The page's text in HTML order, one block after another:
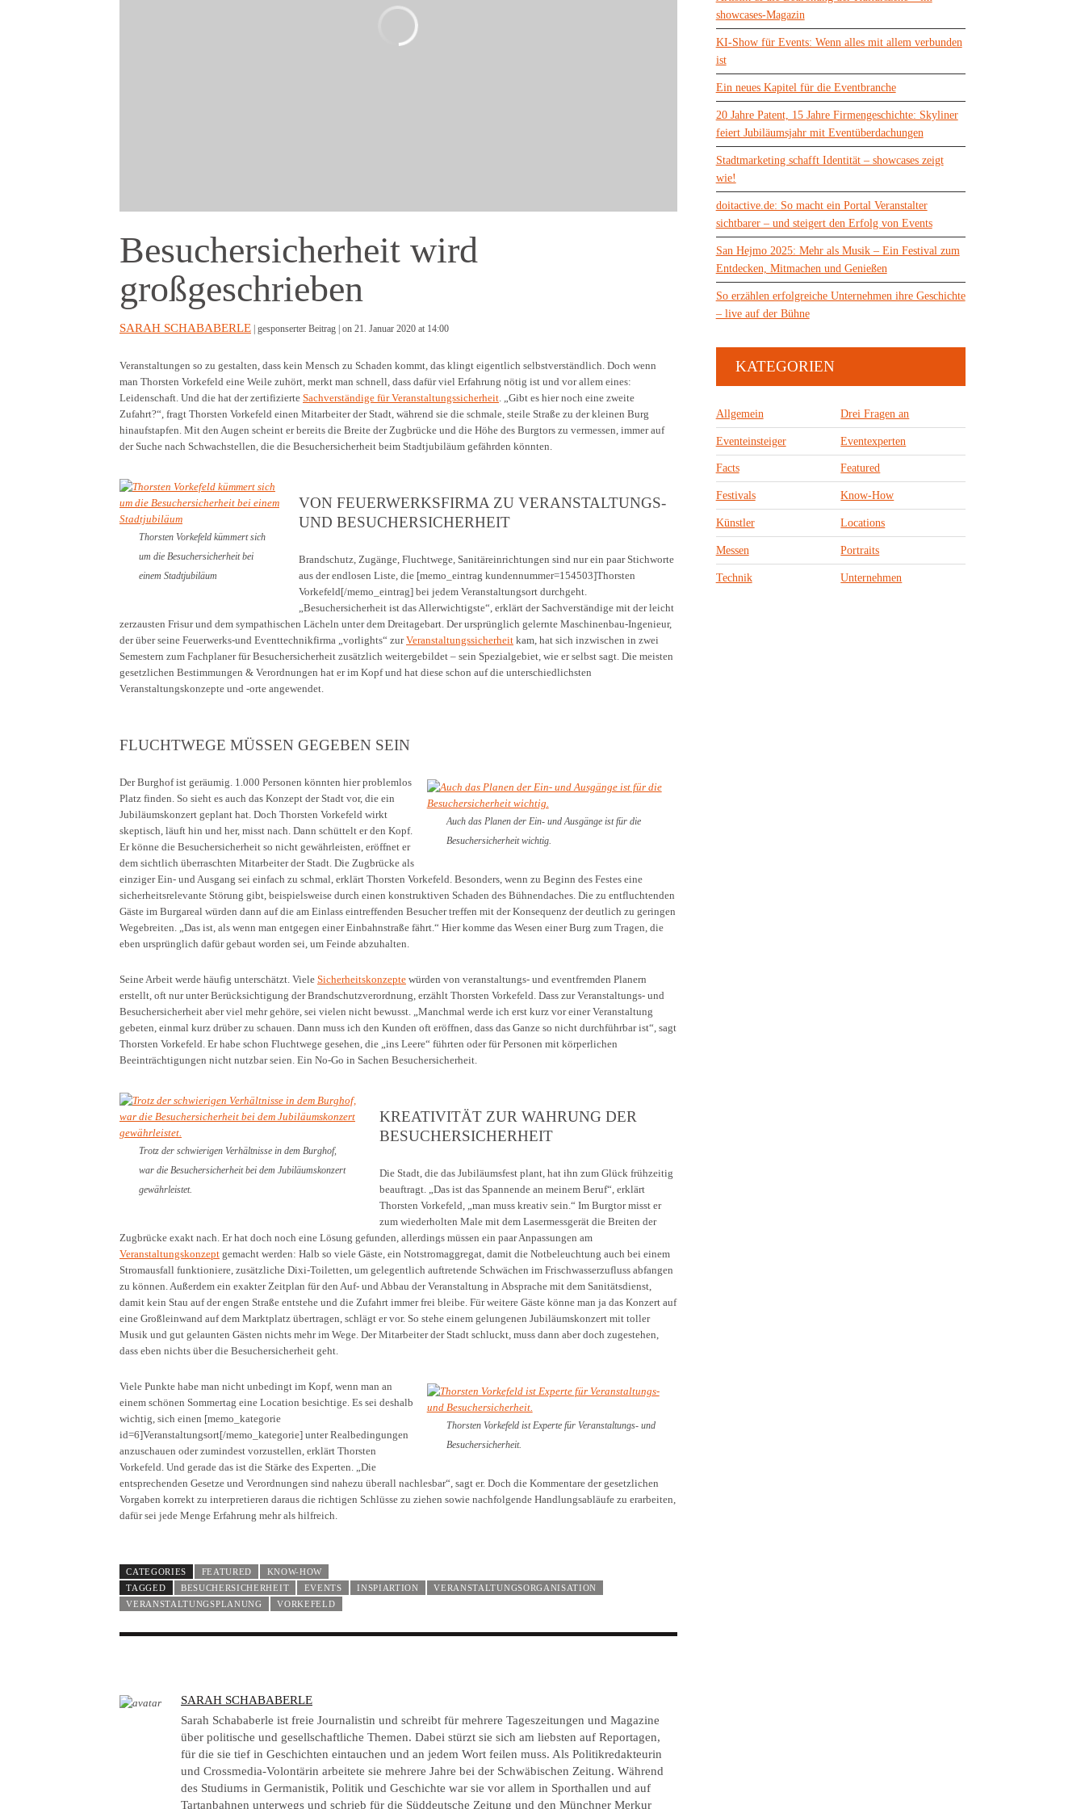
Besuchersicherheit wird
großgeschrieben
SARAH SCHABABERLE | gesponserter Beitrag | on 21. Januar 2020 at 14:00
Veranstaltungen so zu gestalten, dass kein Mensch zu Schaden kommt, das klingt eigentlich selbstverständlich. Doch wenn
man Thorsten Vorkefeld eine Weile zuhört, merkt man schnell, dass dafür viel Erfahrung nötig ist und vor allem eines:
Leidenschaft. Und die hat der zertifizierte Sachverständige für Veranstaltungssicherheit. „Gibt es hier noch eine zweite
Zufahrt?“, fragt Thorsten Vorkefeld einen Mitarbeiter der Stadt, während sie die schmale, steile Straße zu der kleinen Burg
hinaufstapfen. Mit den Augen scheint er bereits die Breite der Zugbrücke und die Höhe des Burgtors zu vermessen, immer auf
der Suche nach Schwachstellen, die die Besuchersicherheit beim Stadtjubiläum gefährden könnten.
Thorsten Vorkefeld kümmert sich
um die Besuchersicherheit bei
einem Stadtjubiläum
VON FEUERWERKSFIRMA ZU VERANSTALTUNGS-
UND BESUCHERSICHERHEIT
Brandschutz, Zugänge, Fluchtwege, Sanitäreinrichtungen sind nur ein paar Stichworte
aus der endlosen Liste, die [memo_eintrag kundennummer=154503]Thorsten
Vorkefeld[/memo_eintrag] bei jedem Veranstaltungsort durchgeht.
„Besuchersicherheit ist das Allerwichtigste“, erklärt der Sachverständige mit der leicht
zerzausten Frisur und dem sympathischen Lächeln unter dem Dreitagebart. Der ursprünglich gelernte Maschinenbau-Ingenieur,
der über seine Feuerwerks-und Eventtechnikfirma „vorlights“ zurVeranstaltungssicherheit kam, hat sich inzwischen in zwei
Semestern zum Fachplaner für Besuchersicherheit zusätzlich weitergebildet – sein Spezialgebiet, wie er selbst sagt. Die meisten
gesetzlichen Bestimmungen & Verordnungen hat er im Kopf und hat diese schon auf die unterschiedlichsten
Veranstaltungskonzepte und -orte angewendet.
FLUCHTWEGE MÜSSEN GEGEBEN SEIN
Auch das Planen der Ein- und Ausgänge ist für die
Besuchersicherheit wichtig.
Der Burghof ist geräumig. 1.000 Personen könnten hier problemlos
Platz finden. So sieht es auch das Konzept der Stadt vor, die ein
Jubiläumskonzert geplant hat. Doch Thorsten Vorkefeld wirkt
skeptisch, läuft hin und her, misst nach. Dann schüttelt er den Kopf.
Er könne die Besuchersicherheit so nicht gewährleisten, eröffnet er
dem sichtlich überraschten Mitarbeiter der Stadt. Die Zugbrücke als
einziger Ein- und Ausgang sei einfach zu schmal, erklärt Thorsten Vorkefeld. Besonders, wenn zu Beginn des Festes eine
sicherheitsrelevante Störung gibt, beispielsweise durch einen konstruktiven Schaden des Bühnendaches. Die zu entfluchtenden
Gäste im Burgareal würden dann auf die am Einlass eintreffenden Besucher treffen mit der Konsequenz der deutlich zu geringen
Wegebreiten. „Das ist, als wenn man entgegen einer Einbahnstraße fährt.“ Hier komme das Wesen einer Burg zum Tragen, die
eben ursprünglich dafür gebaut worden sei, um Feinde abzuhalten.
Seine Arbeit werde häufig unterschätzt. Viele Sicherheitskonzepte würden von veranstaltungs- und eventfremden Planern
erstellt, oft nur unter Berücksichtigung der Brandschutzverordnung, erzählt Thorsten Vorkefeld. Dass zur Veranstaltungs- und
Besuchersicherheit aber viel mehr gehöre, sei vielen nicht bewusst. „Manchmal werde ich erst kurz vor einer Veranstaltung
gebeten, einmal kurz drüber zu schauen. Dann muss ich den Kunden oft eröffnen, dass das Ganze so nicht durchführbar ist“, sagt
Thorsten Vorkefeld. Er habe schon Fluchtwege gesehen, die „ins Leere“ führten oder für Personen mit körperlichen
Beeinträchtigungen nicht nutzbar seien. Ein No-Go in Sachen Besuchersicherheit.
Trotz der schwierigen Verhältnisse in dem Burghof,
war die Besuchersicherheit bei dem Jubiläumskonzert
gewährleistet.
KREATIVITÄT ZUR WAHRUNG DER
BESUCHERSICHERHEIT
Die Stadt, die das Jubiläumsfest plant, hat ihn zum Glück frühzeitig
beauftragt. „Das ist das Spannende an meinem Beruf“, erklärt
Thorsten Vorkefeld, „man muss kreativ sein.“ Im Burgtor misst er
zum wiederholten Male mit dem Lasermessgerät die Breiten der
Zugbrücke exakt nach. Er hat doch noch eine Lösung gefunden, allerdings müssen ein paar Anpassungen am
Veranstaltungskonzept gemacht werden: Halb so viele Gäste, ein Notstromaggregat, damit die Notbeleuchtung auch bei einem
Stromausfall funktioniere, zusätzliche Dixi-Toiletten, um gelegentlich auftretende Schwächen im Frischwasserzufluss abfangen
zu können. Außerdem ein exakter Zeitplan für den Auf- und Abbau der Veranstaltung in Absprache mit dem Sanitätsdienst,
damit kein Stau auf der engen Straße entstehe und die Zufahrt immer frei bleibe. Für weitere Gäste könne man ja das Konzert auf
eine Großleinwand auf dem Marktplatz übertragen, schlägt er vor. So stehe einem gelungenen Jubiläumskonzert mit toller
Musik und gut gelaunten Gästen nichts mehr im Wege. Der Mitarbeiter der Stadt schluckt, muss dann aber doch zugestehen,
dass eben nichts über die Besuchersicherheit geht.
Thorsten Vorkefeld ist Experte für Veranstaltungs- und
Besuchersicherheit.
Viele Punkte habe man nicht unbedingt im Kopf, wenn man an
einem schönen Sommertag eine Location besichtige. Es sei deshalb
wichtig, sich einen [memo_kategorie
id=6]Veranstaltungsort[/memo_kategorie] unter Realbedingungen
anzuschauen oder zumindest vorzustellen, erklärt Thorsten
Vorkefeld. Und gerade das ist die Stärke des Experten. „Die
entsprechenden Gesetze und Verordnungen sind nahezu überall nachlesbar“, sagt er. Doch die Kommentare der gesetzlichen
Vorgaben korrekt zu interpretieren daraus die richtigen Schlüsse zu ziehen sowie nachfolgende Handlungsabläufe zu erarbeiten,
dafür sei jede Menge Erfahrung mehr als hilfreich.
CATEGORIES FEATURED
KNOW-HOW
TAGGED
BESUCHERSICHERHEIT EVENTS INSPIARTION
VERANSTALTUNGSORGANISATION
VERANSTALTUNGSPLANUNG
VORKEFELD
A
U
T
H
O
R
SARAH SCHABABERLE
Sarah Schababerle ist freie Journalistin und schreibt für mehrere Tageszeitungen und Magazine
über politische und gesellschaftliche Themen. Dabei stürzt sie sich am liebsten auf Reportagen,
für die sie tief in Geschichten eintauchen und an jedem Wort feilen muss. Als Politikredakteurin
und Crossmedia-Volontärin arbeitete sie mehrere Jahre bei der Schwäbischen Zeitung. Während
des Studiums in Germanistik, Politik und Geschichte war sie vor allem in Sporthallen und auf
Tartanbahnen unterwegs und schrieb für die Süddeutsche Zeitung und den Münchner Merkur
showcases-Magazin
KI-Show für Events: Wenn alles mit allem verbunden
ist
Ein neues Kapitel für die Eventbranche
20 Jahre Patent, 15 Jahre Firmengeschichte: Skyliner
feiert Jubiläumsjahr mit Eventüberdachungen
Stadtmarketing schafft Identität – showcases zeigt
wie!
doitactive.de: So macht ein Portal Veranstalter
sichtbarer – und steigert den Erfolg von Events
San Hejmo 2025: Mehr als Musik – Ein Festival zum
Entdecken, Mitmachen und Genießen
So erzählen erfolgreiche Unternehmen ihre Geschichte
– live auf der Bühne
KATEGORIEN
Allgemein Drei Fragen an
Eventeinsteiger Eventexperten
Facts Featured
Festivals Know-How
Künstler Locations
Messen Portraits
Technik Unternehmen